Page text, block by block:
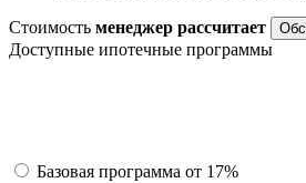
Стоимость менеджер рассчитает
Доступные ипотечные программы
Базовая программа от 17%